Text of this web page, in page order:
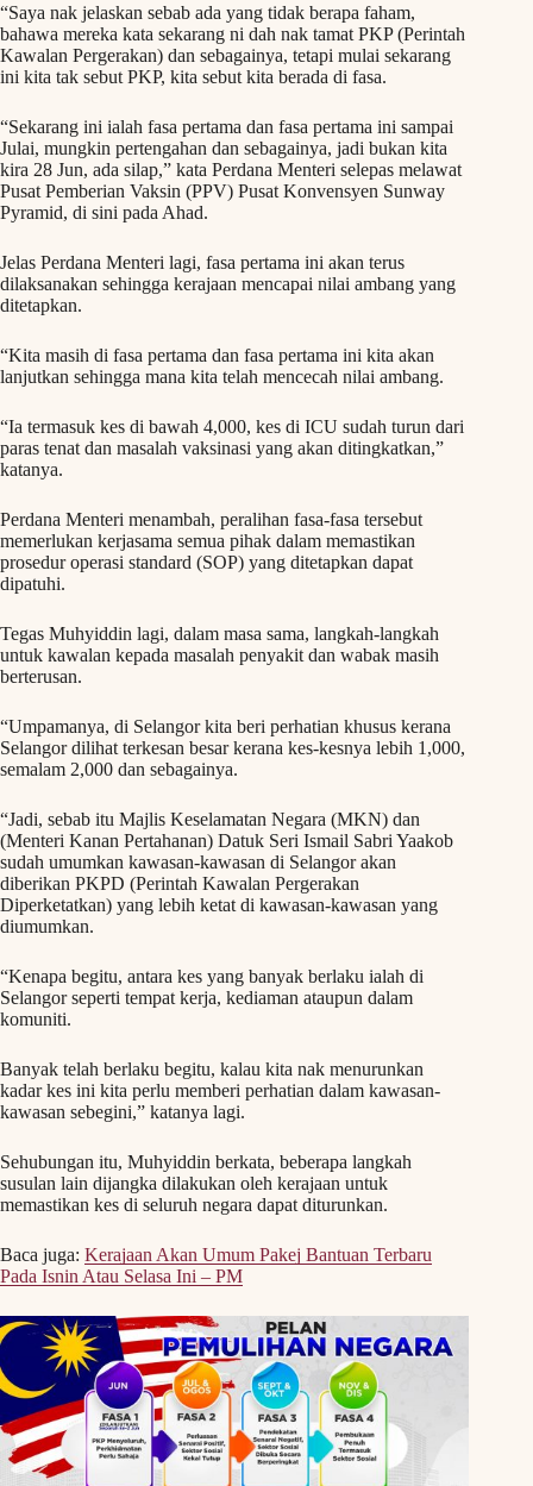
“Saya nak jelaskan sebab ada yang tidak berapa faham,
bahawa mereka kata sekarang ni dah nak tamat PKP (Perintah
Kawalan Pergerakan) dan sebagainya, tetapi mulai sekarang
ini kita tak sebut PKP, kita sebut kita berada di fasa.
“Sekarang ini ialah fasa pertama dan fasa pertama ini sampai
Julai, mungkin pertengahan dan sebagainya, jadi bukan kita
kira 28 Jun, ada silap,” kata Perdana Menteri selepas melawat
Pusat Pemberian Vaksin (PPV) Pusat Konvensyen Sunway
Pyramid, di sini pada Ahad.
Jelas Perdana Menteri lagi, fasa pertama ini akan terus
dilaksanakan sehingga kerajaan mencapai nilai ambang yang
ditetapkan.
“Kita masih di fasa pertama dan fasa pertama ini kita akan
lanjutkan sehingga mana kita telah mencecah nilai ambang.
“Ia termasuk kes di bawah 4,000, kes di ICU sudah turun dari
paras tenat dan masalah vaksinasi yang akan ditingkatkan,”
katanya.
Perdana Menteri menambah, peralihan fasa-fasa tersebut
memerlukan kerjasama semua pihak dalam memastikan
prosedur operasi standard (SOP) yang ditetapkan dapat
dipatuhi.
Tegas Muhyiddin lagi, dalam masa sama, langkah-langkah
untuk kawalan kepada masalah penyakit dan wabak masih
berterusan.
“Umpamanya, di Selangor kita beri perhatian khusus kerana
Selangor dilihat terkesan besar kerana kes-kesnya lebih 1,000,
semalam 2,000 dan sebagainya.
“Jadi, sebab itu Majlis Keselamatan Negara (MKN) dan
(Menteri Kanan Pertahanan) Datuk Seri Ismail Sabri Yaakob
sudah umumkan kawasan-kawasan di Selangor akan
diberikan PKPD (Perintah Kawalan Pergerakan
Diperketatkan) yang lebih ketat di kawasan-kawasan yang
diumumkan.
“Kenapa begitu, antara kes yang banyak berlaku ialah di
Selangor seperti tempat kerja, kediaman ataupun dalam
komuniti.
Banyak telah berlaku begitu, kalau kita nak menurunkan
kadar kes ini kita perlu memberi perhatian dalam kawasan-
kawasan sebegini,” katanya lagi.
Sehubungan itu, Muhyiddin berkata, beberapa langkah
susulan lain dijangka dilakukan oleh kerajaan untuk
memastikan kes di seluruh negara dapat diturunkan.
Baca juga: Kerajaan Akan Umum Pakej Bantuan Terbaru
Pada Isnin Atau Selasa Ini – PM